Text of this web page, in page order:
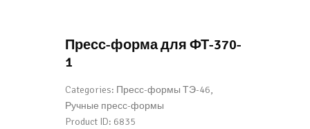
Пресс-форма для ФТ-370-
1
Categories: Пресс-формы ТЭ-46,
Ручные пресс-формы
Product ID: 6835